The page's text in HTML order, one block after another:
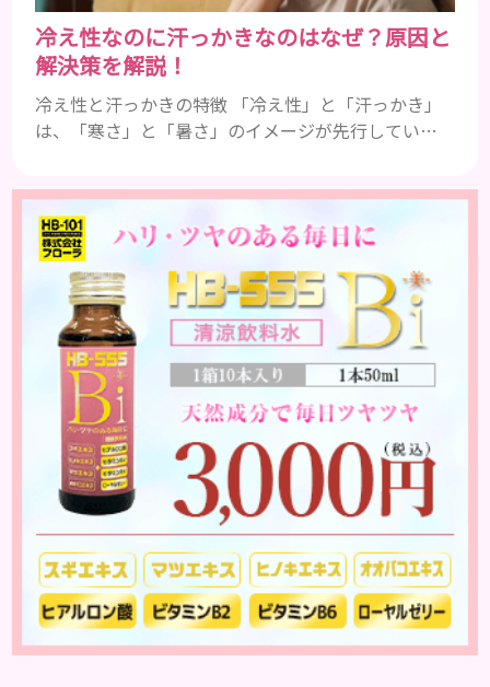
冷え性なのに汗っかきなのはなぜ？原因と
解決策を解説！
冷え性と汗っかきの特徴 「冷え性」と「汗っかき」
は、「寒さ」と「暑さ」のイメージが先行している
冷え性とは 冷え性とは、本来であれば寒さを感じる
ことのない温度であるにも関わらず、手足などが凍っ
たように冷たくて辛いと感じることを指します。
「暖かい部屋にいるのに手足が冷たい」「布団をか
けても手足が冷たくて寝れない」などの症状に悩ん
でいる方は、冷え性の可能...